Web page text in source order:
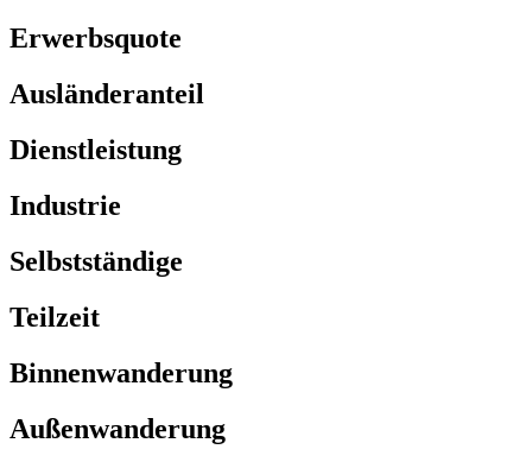
Erwerbsquote
Ausländeranteil
Dienstleistung
Industrie
Selbstständige
Teilzeit
Binnenwanderung
Außenwanderung